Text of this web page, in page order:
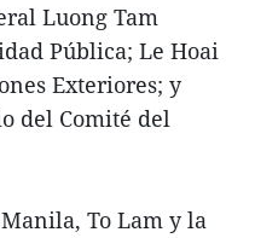
Luong Tam
Pública; Le Hoai
Exteriores; y
del Comité del
To Lam y la